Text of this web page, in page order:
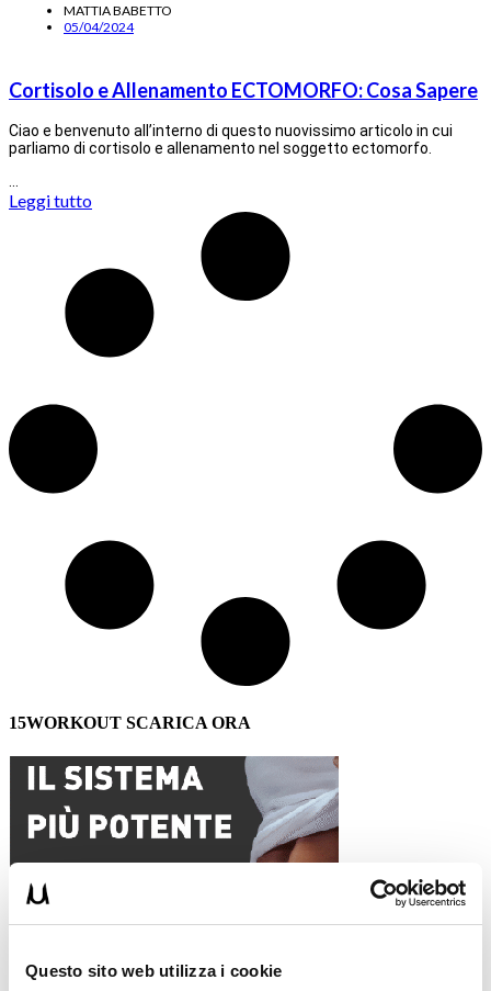
Questo sito web utilizza i cookie
MATTIA BABETTO
05/04/2024
Cortisolo e Allenamento ECTOMORFO: Cosa Sapere
Ciao e benvenuto all’interno di questo nuovissimo articolo in cui
parliamo di cortisolo e allenamento nel soggetto ectomorfo.
Leggi tutto
15WORKOUT SCARICA ORA